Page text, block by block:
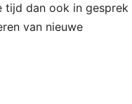
tijd dan ook in gesprek
van nieuwe